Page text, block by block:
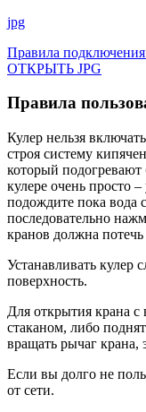
jpg
Правила подключения
ОТКРЫТЬ JPG
Правила
Кулер нельзя
строя систему
который
кулере очень просто
подождите пока вода
последовательно
кранов должна потечь
Устанавливать кулер
поверхность.
Для открытия крана
стаканом, либо
вращать рычаг крана,
Если вы долго не
от сети.